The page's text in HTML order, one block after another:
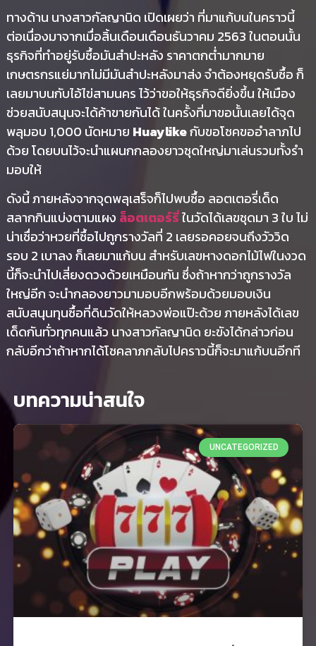
ทางด้าน นางสาวกัลญานิด เปิดเผยว่า ที่มาแก้บนในคราวนี้
ต่อเนื่องมาจากเมื่อสิ้นเดือนเดือนธันวาคม 2563 ในตอนนั้น
ธุรกิจที่ทำอยู่รับซื้อมันสำปะหลัง ราคาตกต่ำมากมาย
เกษตรกรแย่มากไม่มีมันสำปะหลังมาส่ง จำต้องหยุดรับซื้อ ก็
เลยมาบนกับไอ้ไข่สามนคร ไว้ว่าขอให้ธุรกิจดียิ่งขึ้น ให้เมือง
ช่วยสนับสนุนจะได้ค้าขายกันได้ ในครั้งที่มาขอนั้นเลยได้จุด
พลุมอบ 1,000 นัดหมาย Huaylikeกับขอโชคขออำลาภไป
ด้วย โดยบนไว้จะนำแผนกกลองยาวชุดใหญ่มาเล่นรวมทั้งรำ
มอบให้
ดังนี้ ภายหลังจากจุดพลุเสร็จก็ไปพบซื้อ ลอตเตอรี่เด็ด
สลากกินแบ่งตามแผง ล็อตเตอร์รี่ในวัดได้เลขชุดมา 3 ใบ ไม่
น่าเชื่อว่าหวยที่ซื้อไปถูกรางวัลที่ 2 เลยรอคอยจนถึงวัววิด
รอบ 2 เบาลง ก็เลยมาแก้บน สำหรับเลขหางดอกไม้ไฟในงวด
นี้ก็จะนำไปเสี่ยงดวงด้วยเหมือนกัน ซึ่งถ้าหากว่าถูกรางวัล
ใหญ่อีก จะนำกลองยาวมามอบอีกพร้อมด้วยมอบเงิน
สนับสนุนทุนซื้อที่ดินวัดให้หลวงพ่อแป๊ะด้วย ภายหลังได้เลข
เด็ดกันทั่วทุกคนแล้ว นางสาวกัลญานิด ยะฃังได้กล่าวก่อน
กลับอีกว่าถ้าหากได้โชคลาภกลับไปคราวนี้ก็จะมาแก้บนอีกที
บทความน่าสนใจ
UNCATEGORIZED